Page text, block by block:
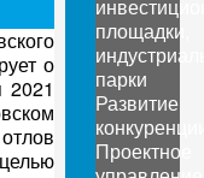
о
площадки,
парки
Развитие
Проектное